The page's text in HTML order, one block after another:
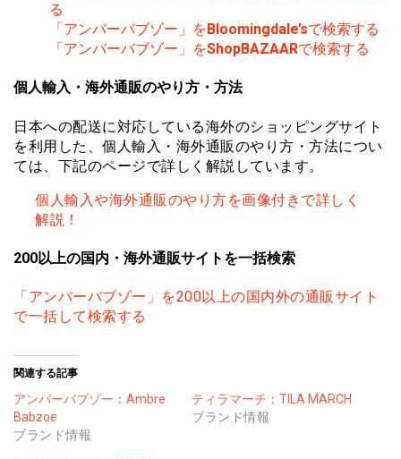
る
「アンバーバブゾー」をBloomingdale’sで検索する
「アンバーバブゾー」をShopBAZAARで検索する
個人輸入・海外通販のやり方・方法
日本への配送に対応している海外のショッピングサイト
を利用した、個人輸入・海外通販のやり方・方法につい
ては、下記のページで詳しく解説しています。
個人輸入や海外通販のやり方を画像付きで詳しく
解説！
200以上の国内・海外通販サイトを一括検索
「アンバーバブゾー」を200以上の国内外の通販サイト
で一括して検索する
関連する記事
アンバーバブゾー：Ambre
Babzoe
ブランド情報
ティラマーチ：TILA MARCH
ブランド情報